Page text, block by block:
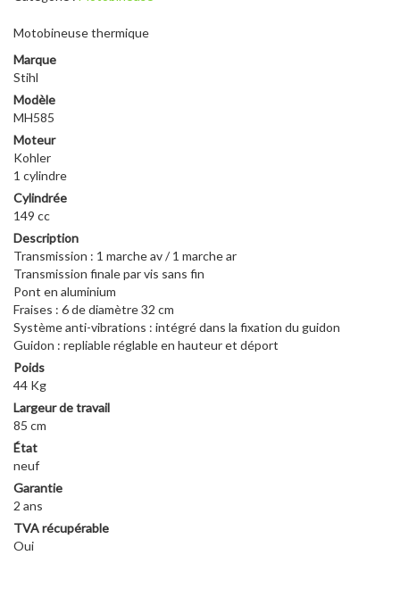
Motobineuse thermique
Marque
Stihl
Modèle
MH585
Moteur
Kohler
1 cylindre
Cylindrée
149 cc
Description
Transmission : 1 marche av / 1 marche ar
Transmission finale par vis sans fin
Pont en aluminium
Fraises : 6 de diamètre 32 cm
Système anti-vibrations : intégré dans la fixation du guidon
Guidon : repliable réglable en hauteur et déport
Poids
44 Kg
Largeur de travail
85 cm
État
neuf
Garantie
2 ans
TVA récupérable
Oui